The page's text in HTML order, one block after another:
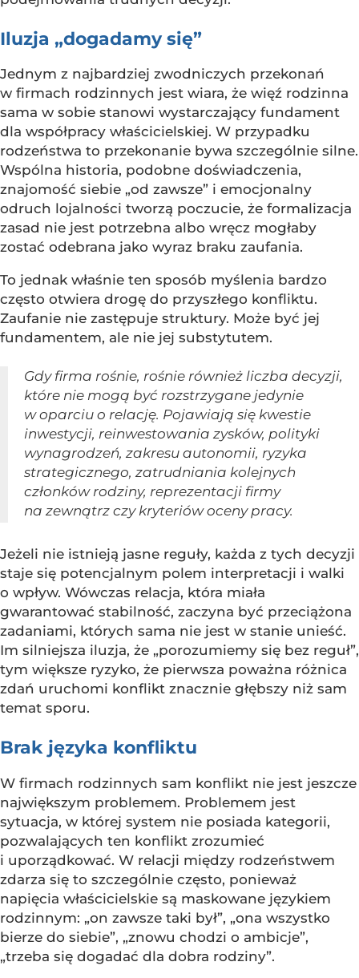
Iluzja „dogadamy się”
Jednym z najbardziej zwodniczych przekonań
w firmach rodzinnych jest wiara, że więź rodzinna
sama w sobie stanowi wystarczający fundament
dla współpracy właścicielskiej. W przypadku
rodzeństwa to przekonanie bywa szczególnie silne.
Wspólna historia, podobne doświadczenia,
znajomość siebie „od zawsze” i emocjonalny
odruch lojalności tworzą poczucie, że formalizacja
zasad nie jest potrzebna albo wręcz mogłaby
zostać odebrana jako wyraz braku zaufania.
To jednak właśnie ten sposób myślenia bardzo
często otwiera drogę do przyszłego konfliktu.
Zaufanie nie zastępuje struktury. Może być jej
fundamentem, ale nie jej substytutem.
Gdy firma rośnie, rośnie również liczba decyzji,
które nie mogą być rozstrzygane jedynie
w oparciu o relację. Pojawiają się kwestie
inwestycji, reinwestowania zysków, polityki
wynagrodzeń, zakresu autonomii, ryzyka
strategicznego, zatrudniania kolejnych
członków rodziny, reprezentacji firmy
na zewnątrz czy kryteriów oceny pracy.
Jeżeli nie istnieją jasne reguły, każda z tych decyzji
staje się potencjalnym polem interpretacji i walki
o wpływ. Wówczas relacja, która miała
gwarantować stabilność, zaczyna być przeciążona
zadaniami, których sama nie jest w stanie unieść.
Im silniejsza iluzja, że „porozumiemy się bez reguł”,
tym większe ryzyko, że pierwsza poważna różnica
zdań uruchomi konflikt znacznie głębszy niż sam
temat sporu.
Brak języka konfliktu
W firmach rodzinnych sam konflikt nie jest jeszcze
największym problemem. Problemem jest
sytuacja, w której system nie posiada kategorii,
pozwalających ten konflikt zrozumieć
i uporządkować. W relacji między rodzeństwem
zdarza się to szczególnie często, ponieważ
napięcia właścicielskie są maskowane językiem
rodzinnym: „on zawsze taki był”, „ona wszystko
bierze do siebie”, „znowu chodzi o ambicje”,
„trzeba się dogadać dla dobra rodziny”.